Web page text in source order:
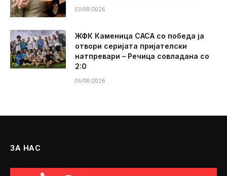
03/08/2026
ЖФК Каменица САСА со победа ја
отвори серијата пријателски
натпревари – Речица совладана со
2:0
06/08/2026
ЗА НАС